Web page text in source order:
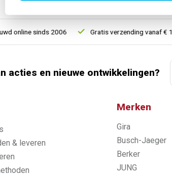
online sinds 2006 Gratis verzending vanaf € 150
acties en nieuwe ontwikkelingen?
& leveren
Merken
Gira
Busch-Jaeger
Berker
JUNG